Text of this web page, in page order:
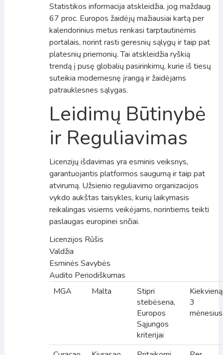
Statistikos informacija atskleidžia, jog maždaug
67 proc. Europos žaidėjų mažiausiai kartą per
kalendorinius metus renkasi tarptautinėmis
portalais, norint rasti geresnių sąlygų ir taip pat
platesnių priemonių. Tai atskleidžia ryškią
trendą į pusę globalių pasirinkimų, kurie iš tiesų
suteikia modernesnę įrangą ir žaidėjams
patrauklesnes sąlygas.
Leidimų Būtinybė
ir Reguliavimas
Licenzijų išdavimas yra esminis veiksnys,
garantuojantis platformos saugumą ir taip pat
atvirumą. Užsienio reguliavimo organizacijos
vykdo aukštas taisykles, kurių laikymasis
reikalingas visiems veikėjams, norintiems teikti
paslaugas europinei sričiai.
Licenzijos Rūšis
Valdžia
Esminės Savybės
Audito Periodiškumas
MGA
Malta
Stipri
stebėsena,
Europos
Sąjungos
kriterijai
Kiekvieną
3
mėnesius